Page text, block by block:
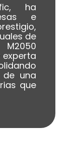
ha
e
de
una
que